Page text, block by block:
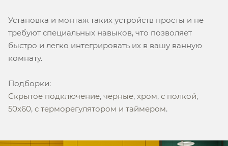
Установка и монтаж таких устройств просты и не
требуют специальных навыков, что позволяет
быстро и легко интегрировать их в вашу ванную
комнату.
Подборки:
Скрытое подключение, черные, хром, с полкой,
50х60, с терморегулятором и таймером.